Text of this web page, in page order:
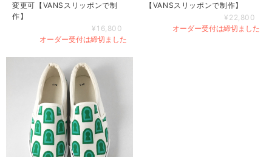
変更可【VANSスリッポンで制
作】
¥16,800
オーダー受付は締切ました
【VANSスリッポンで制作】
¥22,800
オーダー受付は締切ました